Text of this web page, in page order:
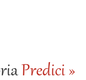
Predici »